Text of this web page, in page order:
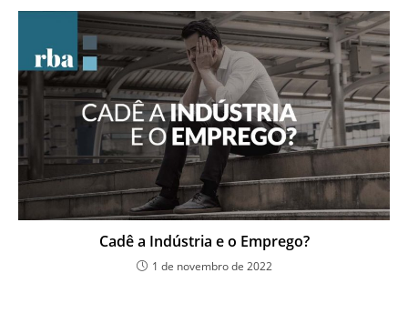
Cadê a Indústria e o Emprego?
1 de novembro de 2022